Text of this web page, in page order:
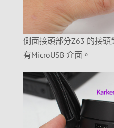
側面接頭部分Z63 的接
有MicroUSB 介面。